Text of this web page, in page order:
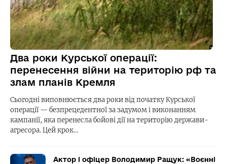
Два роки Курської операції:
перенесення війни на територію рф та
злам планів Кремля
Сьогодні виповнюється два роки від початку Курської
операції — безпрецедентної за задумом і виконанням
кампанії, яка перенесла бойові дії на територію держави-
агресора. Цей крок…
Актор і офіцер Володимир Ращук: «Воєнні